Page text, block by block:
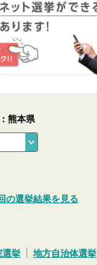
熊本県
の選挙結果を見る
選挙 地方自治体選挙